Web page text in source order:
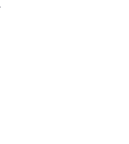
0 на основе 0 оценок